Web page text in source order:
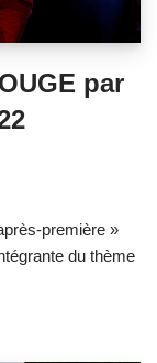
par
première »
du thème